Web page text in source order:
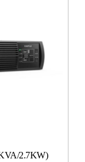
2.7KW)